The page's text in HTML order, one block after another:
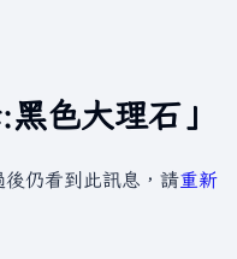
色大理石」
仍看到此訊息，請重新